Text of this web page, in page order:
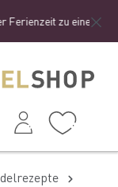
zu einer etwas